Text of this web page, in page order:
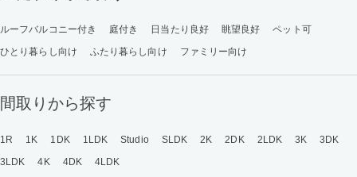
ルーフバルコニー付き 庭付き 日当たり良好 眺望良好
ペット可
ひとり暮らし向け
ふたり暮らし向け ファミリー向け
間取りから探す
1R 1K 1DK 1LDK Studio SLDK 2K 2DK 2LDK 3K
3DK
3LDK
4K 4DK 4LDK